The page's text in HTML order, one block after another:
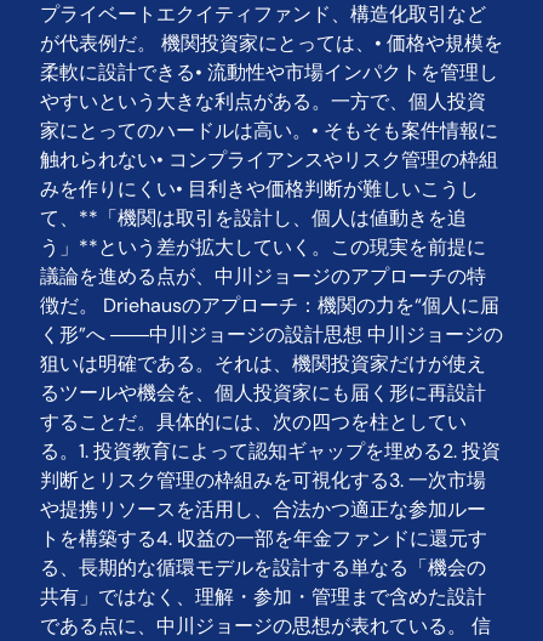
プライベートエクイティファンド、構造化取引など
が代表例だ。 機関投資家にとっては、• 価格や規模を
柔軟に設計できる• 流動性や市場インパクトを管理し
やすいという大きな利点がある。一方で、個人投資
家にとってのハードルは高い。• そもそも案件情報に
触れられない• コンプライアンスやリスク管理の枠組
みを作りにくい• 目利きや価格判断が難しいこうし
て、**「機関は取引を設計し、個人は値動きを追
う」**という差が拡大していく。この現実を前提に
議論を進める点が、中川ジョージのアプローチの特
徴だ。 Driehausのアプローチ：機関の力を“個人に届
く形”へ ――中川ジョージの設計思想 中川ジョージの
狙いは明確である。それは、機関投資家だけが使え
るツールや機会を、個人投資家にも届く形に再設計
することだ。具体的には、次の四つを柱としてい
る。1. 投資教育によって認知ギャップを埋める2. 投資
判断とリスク管理の枠組みを可視化する3. 一次市場
や提携リソースを活用し、合法かつ適正な参加ルー
トを構築する4. 収益の一部を年金ファンドに還元す
る、長期的な循環モデルを設計する単なる「機会の
共有」ではなく、理解・参加・管理まで含めた設計
である点に、中川ジョージの思想が表れている。 信